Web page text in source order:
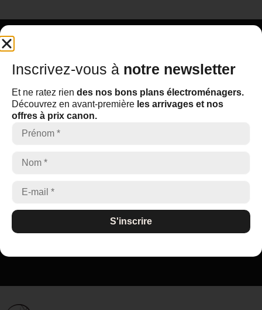
Inscrivez-vous ànotre newsletter
Et ne ratez rien des nos bons plans électroménagers.
Découvrez en avant-premièreles arrivages et nos offres à
prix canon.
S'inscrire
Inscrivez-vous à notre newsletter
Et ne ratez rien des nos bons plans électroménagers.
Découvrez en avant-première les arrivages et nos
offres à prix canon.
S'inscrire